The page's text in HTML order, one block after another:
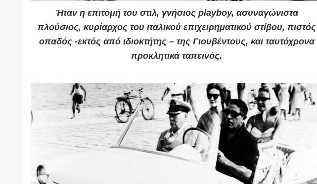
Ήταν η επιτομή του στιλ, γνήσιος playboy, ασυναγώνιστα
πλούσιος, κυρίαρχος του ιταλικού επιχειρηματικού στίβου, πιστός
οπαδός -εκτός από ιδιοκτήτης – της Γιουβέντους, και ταυτόχρονα
προκλητικά ταπεινός.